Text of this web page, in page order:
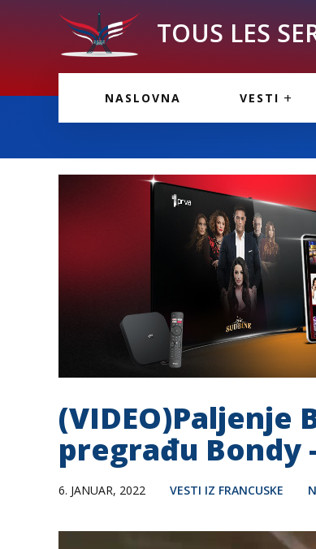
TOUS LES
NASLOVNA VESTI
(VIDEO)Paljenje
pregrađu Bondy
6. JANUAR, 2022 VESTI IZ FRANCUSKE